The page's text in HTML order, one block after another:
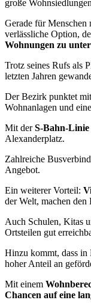
große
Gerade für Menschen
verlässliche Option,
Wohnungen zu
Trotz seines Rufs als
letzten Jahren
Der Bezirk punktet
Wohnanlagen und
Mit derS-Bahn-Linie
Alexanderplatz.
Zahlreiche
Angebot.
Ein weiterer Vorteil:
der Welt, machen
Auch Schulen, Kitas
Ortsteilen gut
Hinzu kommt, dass in
hoher Anteil an
Mit einem
Chancen auf eine